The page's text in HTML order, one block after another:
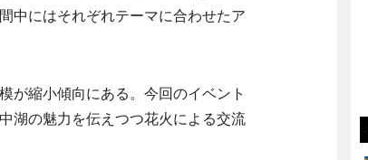
中にはそれぞれテーマに合わせたア
が縮小傾向にある。今回のイベント
湖の魅力を伝えつつ花火による交流